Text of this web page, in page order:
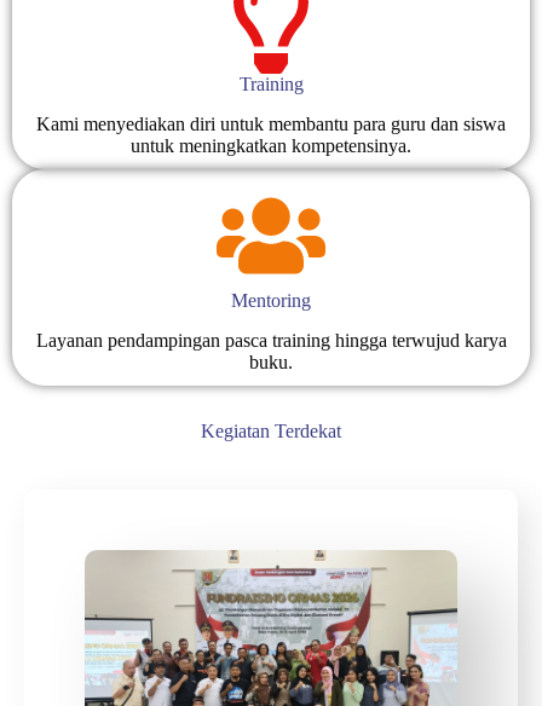
Training
Kami menyediakan diri untuk membantu para guru dan siswa
untuk meningkatkan kompetensinya.
Mentoring
Layanan pendampingan pasca training hingga terwujud karya
buku.
Kegiatan Terdekat